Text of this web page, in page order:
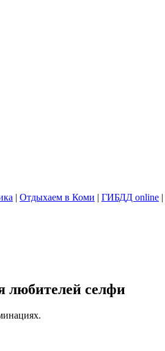
| Отдыхаем в Коми | ГИБДД online |
любителей селфи